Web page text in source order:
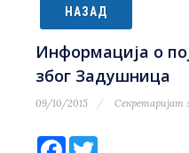
НАЗАД
Информација о
због Задушница
09/10/2015 Секретаријат
Facebook